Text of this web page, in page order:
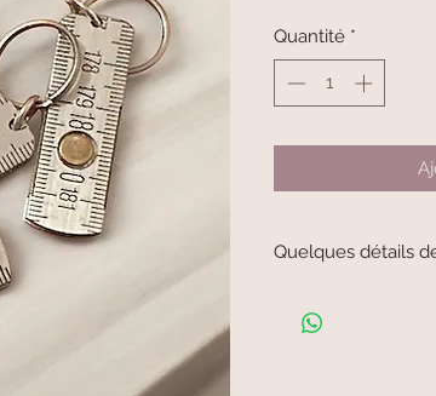
Quantité *
Quelques détails